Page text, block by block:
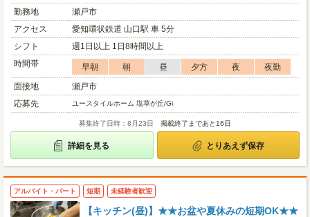
勤務地
瀬戸市
アクセス
愛知環状鉄道 山口駅 車 5分
シフト
週1日以上 1日8時間以上
時間帯
早朝 朝 昼 夕方 夜
夜勤
面接地
瀬戸市
応募先
ユースタイルホーム 塩草が丘/Gi
募集終了日時：8月23日 掲載終了まであと16日
詳細を見る とりあえず保存
アルバイト・パート 短期 未経験者歓迎
【キッチン(昼)】★★お盆や夏休みの短期OK★★